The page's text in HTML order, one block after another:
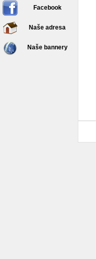
Facebook
Naše adresa
Naše bannery